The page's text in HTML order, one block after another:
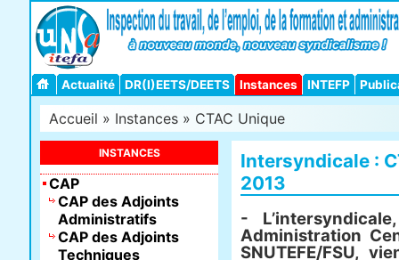
Actualité DR(I)EETS/DEETS Instances INTEFP
Accueil » Instances » CTAC Unique
Intersyndicale :
2013
-
Administration
SNUTEFE/FSU,
INSTANCES
CAP
CAP des Adjoints
Administratifs
CAP des Adjoints
Techniques